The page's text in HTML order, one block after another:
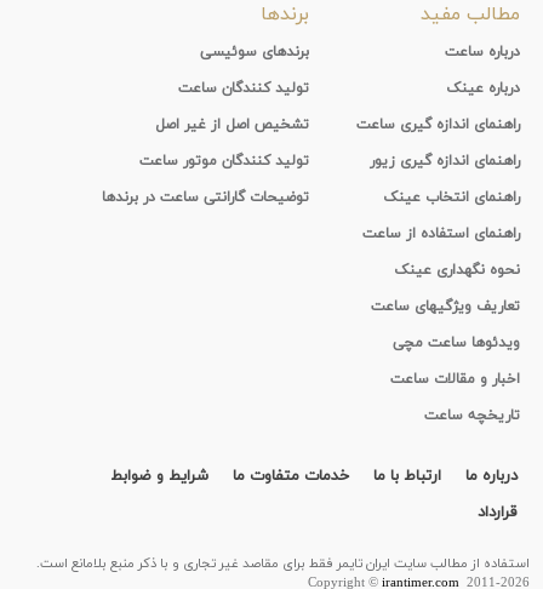
مطالب مفید
درباره ساعت
درباره عینک
راهنمای اندازه گیری ساعت
راهنمای اندازه گیری زیور
راهنمای انتخاب عینک
راهنمای استفاده از ساعت
نحوه نگهداری عینک
تعاریف ویژگیهای ساعت
ویدئوها ساعت مچی
اخبار و مقالات ساعت
تاریخچه ساعت
برندها
برندهای سوئیسی
تولید کنندگان ساعت
تشخیص اصل از غیر اصل
تولید کنندگان موتور ساعت
توضیحات گارانتی ساعت در برندها
درباره ما ارتباط با ما خدمات متفاوت ما
شرایط و ضوابط
قرارداد
استفاده از مطالب سايت ایران تایمر فقط برای مقاصد غیر تجاری و با ذکر منبع بلامانع است.
Copyright ©irantimer.com2011-2026